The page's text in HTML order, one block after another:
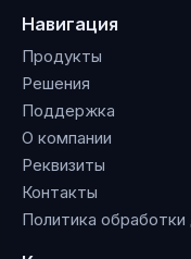
Навигация
Продукты
Решения
Поддержка
О компании
Реквизиты
Контакты
Политика обработки